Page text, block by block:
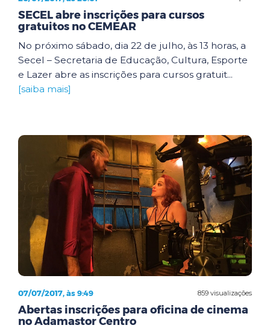
SECEL abre inscrições para cursos
gratuitos no CEMEAR
No próximo sábado, dia 22 de julho, às 13 horas, a
Secel – Secretaria de Educação, Cultura, Esporte
e Lazer abre as inscrições para cursos gratuit...
[saiba mais]
859 visualizações
07/07/2017, às 9:49
Abertas inscrições para oficina de cinema
no Adamastor Centro